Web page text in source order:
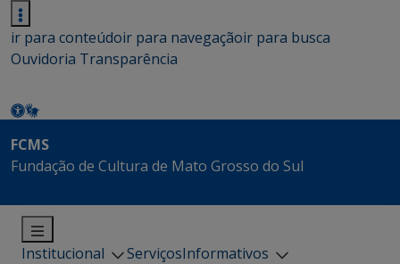
ir para conteúdoir para navegaçãoir para busca
Ouvidoria Transparência
FCMS
Fundação de Cultura de Mato Grosso do Sul
Institucional ServiçosInformativos